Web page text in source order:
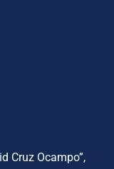
Cruz Ocampo”,